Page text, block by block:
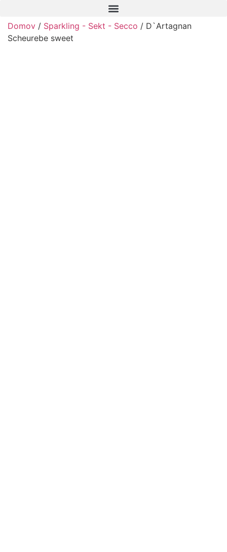
Domov / Sparkling - Sekt - Secco / D`Artagnan
Scheurebe sweet